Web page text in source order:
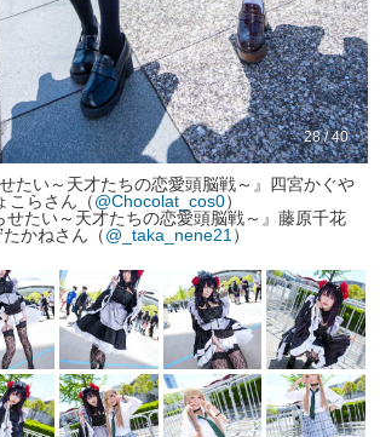
28 / 40
たい～天才たちの恋愛頭脳戦～』四宮かぐや
こらさん（@Chocolat_cos0）
せたい～天才たちの恋愛頭脳戦～』藤原千花
たかねさん（@_taka_nene21 ）